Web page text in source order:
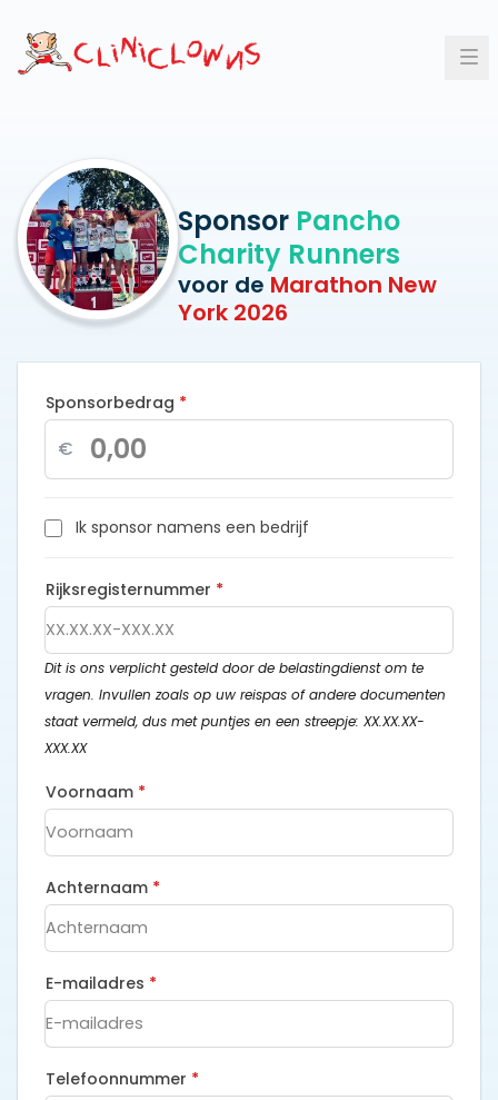
Sponsor Pancho
Charity Runners
voor de Marathon New
York 2026
Sponsorbedrag *
€
Ik sponsor namens een bedrijf
Rijksregisternummer *
Dit is ons verplicht gesteld door de belastingdienst om te
vragen. Invullen zoals op uw reispas of andere documenten
staat vermeld, dus met puntjes en een streepje: XX.XX.XX-
XXX.XX
Voornaam *
Achternaam *
E-mailadres *
Telefoonnummer *